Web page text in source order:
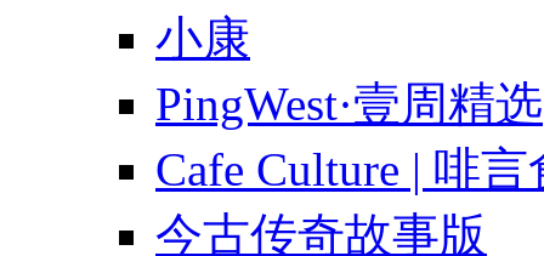
小康
PingWest·壹周精选
Cafe Culture | 啡
今古传奇故事版